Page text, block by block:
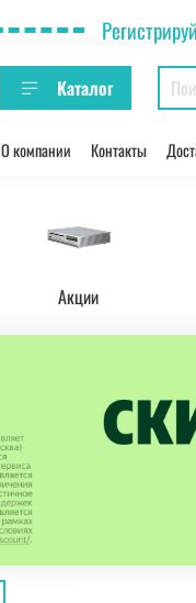
Каталог
О компании Контакты
Акции